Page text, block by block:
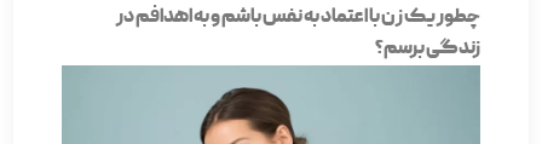
چطور یک زن با اعتماد به نفس باشم و به اهدافم در
زندگی برسم؟